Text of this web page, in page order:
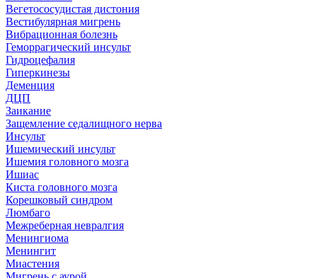
Вегетососудистая дистония
Вестибулярная мигрень
Вибрационная болезнь
Геморрагический инсульт
Гидроцефалия
Гиперкинезы
Деменция
ДЦП
Заикание
Защемление седалищного нерва
Инсульт
Ишемический инсульт
Ишемия головного мозга
Ишиас
Киста головного мозга
Корешковый синдром
Люмбаго
Межреберная невралгия
Менингиома
Менингит
Миастения